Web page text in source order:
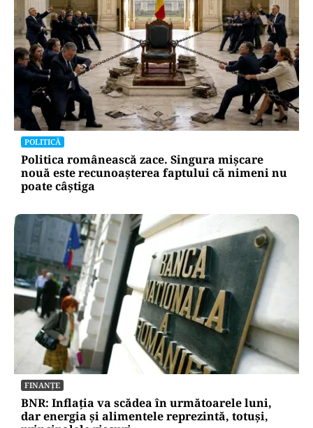
POLITICĂ
Politica românească zace. Singura mișcare
nouă este recunoașterea faptului că nimeni nu
poate câștiga
FINANȚE
BNR: Inflația va scădea în următoarele luni,
dar energia și alimentele reprezintă, totuși,